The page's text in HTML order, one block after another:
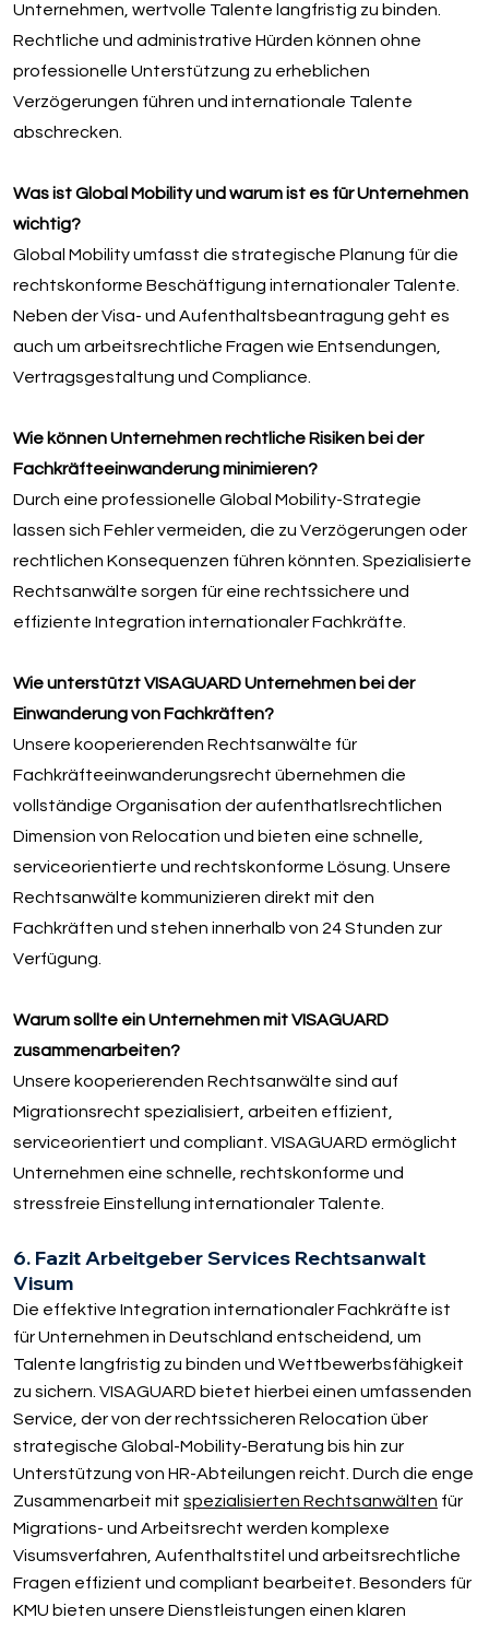
Unternehmen, wertvolle Talente langfristig zu binden.
Rechtliche und administrative Hürden können ohne
professionelle Unterstützung zu erheblichen
Verzögerungen führen und internationale Talente
abschrecken.
Was ist Global Mobility und warum ist es für Unternehmen
wichtig?
Global Mobility umfasst die strategische Planung für die
rechtskonforme Beschäftigung internationaler Talente.
Neben der Visa- und Aufenthaltsbeantragung geht es
auch um arbeitsrechtliche Fragen wie Entsendungen,
Vertragsgestaltung und Compliance.
Wie können Unternehmen rechtliche Risiken bei der
Fachkräfteeinwanderung minimieren?
Durch eine professionelle Global Mobility-Strategie
lassen sich Fehler vermeiden, die zu Verzögerungen oder
rechtlichen Konsequenzen führen könnten. Spezialisierte
Rechtsanwälte sorgen für eine rechtssichere und
effiziente Integration internationaler Fachkräfte.
Wie unterstützt VISAGUARD Unternehmen bei der
Einwanderung von Fachkräften?
Unsere kooperierenden Rechtsanwälte für
Fachkräfteeinwanderungsrecht übernehmen die
vollständige Organisation der aufenthatlsrechtlichen
Dimension von Relocation und bieten eine schnelle,
serviceorientierte und rechtskonforme Lösung. Unsere
Rechtsanwälte kommunizieren direkt mit den
Fachkräften und stehen innerhalb von 24 Stunden zur
Verfügung.
Warum sollte ein Unternehmen mit VISAGUARD
zusammenarbeiten?
Unsere kooperierenden Rechtsanwälte sind auf
Migrationsrecht spezialisiert, arbeiten effizient,
serviceorientiert und compliant. VISAGUARD ermöglicht
Unternehmen eine schnelle, rechtskonforme und
stressfreie Einstellung internationaler Talente.
6. Fazit Arbeitgeber Services Rechtsanwalt
Visum
Die effektive Integration internationaler Fachkräfte ist
für Unternehmen in Deutschland entscheidend, um
Talente langfristig zu binden und Wettbewerbsfähigkeit
zu sichern. VISAGUARD bietet hierbei einen umfassenden
Service, der von der rechtssicheren Relocation über
strategische Global-Mobility-Beratung bis hin zur
Unterstützung von HR-Abteilungen reicht. Durch die enge
Zusammenarbeit mit spezialisierten Rechtsanwälten für
Migrations- und Arbeitsrecht werden komplexe
Visumsverfahren, Aufenthaltstitel und arbeitsrechtliche
Fragen effizient und compliant bearbeitet. Besonders für
KMU bieten unsere Dienstleistungen einen klaren